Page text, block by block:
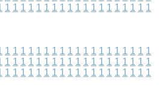
1 1 1 1 1 1 1 1 1 1 1 1 1 1 1 1 1 1 1
1 1 1 1 1 1 1 1 1 1 1 1 1 1 1 1 1 1 1
1 1 1 1 1 1 1 1 1 1 1 1 1 1 1 1 1 1 1
1 1 1 1 1 1 1 1 1 1 1 1 1 1 1 1 1 1 1